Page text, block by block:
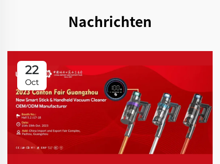
Nachrichten
22
Oct